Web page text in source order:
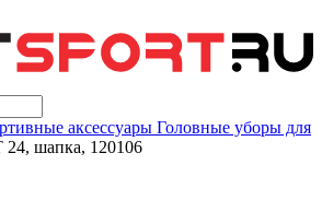
аксессуары Головные уборы для
шапка, 120106